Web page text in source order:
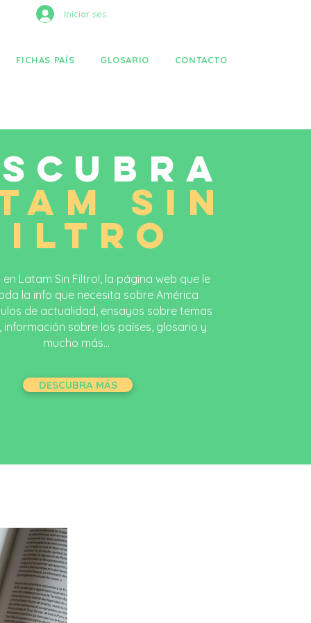
Iniciar sesión
FICHAS PAÍS GLOSARIO CONTACTO
SIN
en Latam Sin Filtro!, la página web que le
la info que necesita sobre América
de actualidad, ensayos sobre temas
información sobre los países, glosario y
mucho más...
DESCUBRA MÁS